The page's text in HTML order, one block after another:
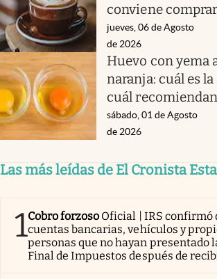
conviene comprar
jueves, 06 de Agosto
de 2026
Huevo con yema
naranja: cuál es
cuál
sábado, 01 de Agosto
de 2026
Las más leídas de El Cronista
1Cobro forzoso Oficial | IRS confirmó
cuentas bancarias, vehículos y
personas que no hayan presentado
Final de Impuestos después de